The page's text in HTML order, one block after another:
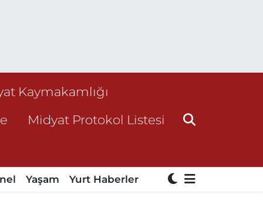
Kaymakamlığı
Midyat Protokol Listesi
Yaşam Yurt Haberler